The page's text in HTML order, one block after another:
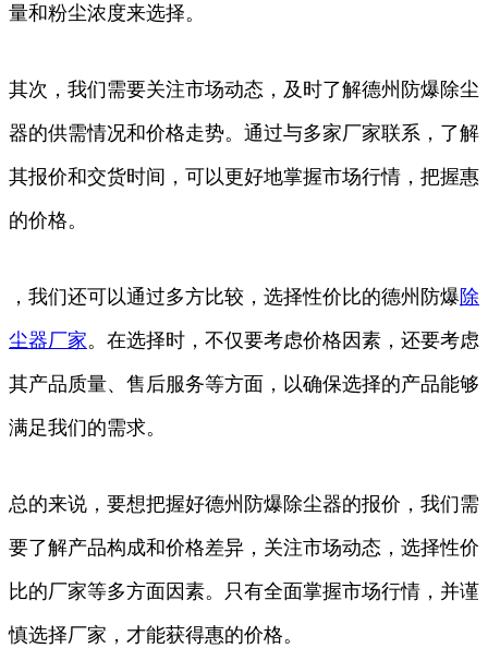
量和粉尘浓度来选择。
其次，我们需要关注市场动态，及时了解德州防爆除尘
器的供需情况和价格走势。通过与多家厂家联系，了解
其报价和交货时间，可以更好地掌握市场行情，把握惠
的价格。
，我们还可以通过多方比较，选择性价比的德州防爆除
尘器厂家。在选择时，不仅要考虑价格因素，还要考虑
其产品质量、售后服务等方面，以确保选择的产品能够
满足我们的需求。
总的来说，要想把握好德州防爆除尘器的报价，我们需
要了解产品构成和价格差异，关注市场动态，选择性价
比的厂家等多方面因素。只有全面掌握市场行情，并谨
慎选择厂家，才能获得惠的价格。